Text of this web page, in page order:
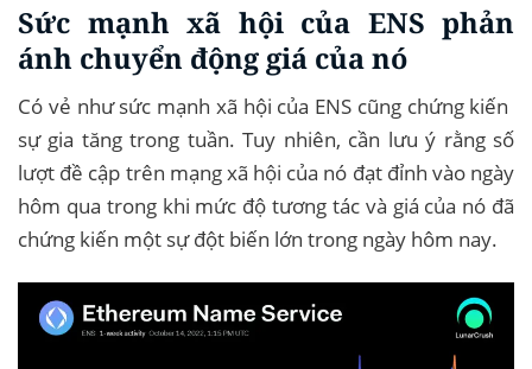
Sức mạnh xã hội của ENS phản
ánh chuyển động giá của nó
Có vẻ như sức mạnh xã hội của ENS cũng chứng kiến ​​
sự gia tăng trong tuần. Tuy nhiên, cần lưu ý rằng số
lượt đề cập trên mạng xã hội của nó đạt đỉnh vào ngày
hôm qua trong khi mức độ tương tác và giá của nó đã
chứng kiến ​​một sự đột biến lớn trong ngày hôm nay.